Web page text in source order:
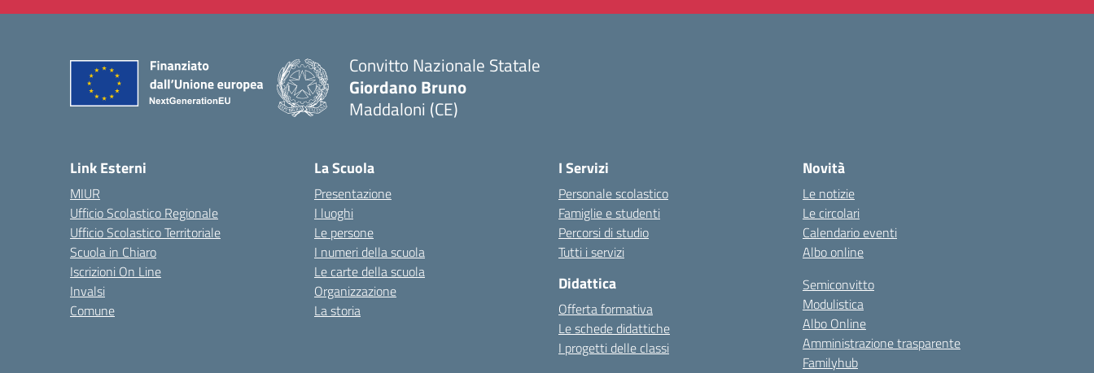
Convitto Nazionale Statale
Giordano Bruno
Maddaloni (CE)
Link Esterni
MIUR
Ufficio Scolastico Regionale
Ufficio Scolastico Territoriale
Scuola in Chiaro
Iscrizioni On Line
Invalsi
Comune
La Scuola
Presentazione
I luoghi
Le persone
I numeri della scuola
Le carte della scuola
Organizzazione
La storia
I Servizi
Personale scolastico
Famiglie e studenti
Percorsi di studio
Tutti i servizi
Didattica
Offerta formativa
Le schede didattiche
I progetti delle classi
Novità
Le notizie
Le circolari
Calendario eventi
Albo online
Semiconvitto
Modulistica
Albo Online
Amministrazione trasparente
Familyhub